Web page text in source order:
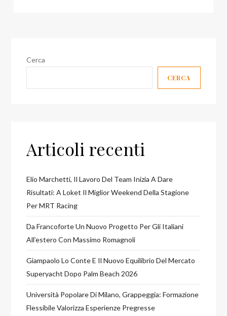
Cerca
CERCA
Articoli recenti
Elio Marchetti, Il Lavoro Del Team Inizia A Dare
Risultati: A Loket Il Miglior Weekend Della Stagione
Per MRT Racing
Da Francoforte Un Nuovo Progetto Per Gli Italiani
All’estero Con Massimo Romagnoli
Giampaolo Lo Conte E Il Nuovo Equilibrio Del Mercato
Superyacht Dopo Palm Beach 2026
Università Popolare Di Milano, Grappeggia: Formazione
Flessibile Valorizza Esperienze Pregresse